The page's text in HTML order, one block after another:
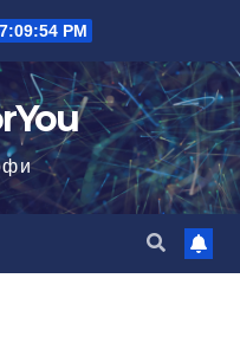
7:09:55 PM